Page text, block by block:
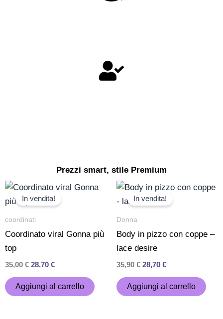
Prezzi smart, stile Premium
In vendita!
coordinati
Coordinato viral Gonna più
top
35,00€
Il
prezzo
originale
35,00 €.
28,70 €
Il
prezzo
attuale
Aggiungi al carrello
In vendita!
Donna
Body in pizzo con coppe –
lace desire
35,90€
Il
prezzo
originale
28,70 €
Il
prezzo
attuale
Aggiungi al carrello